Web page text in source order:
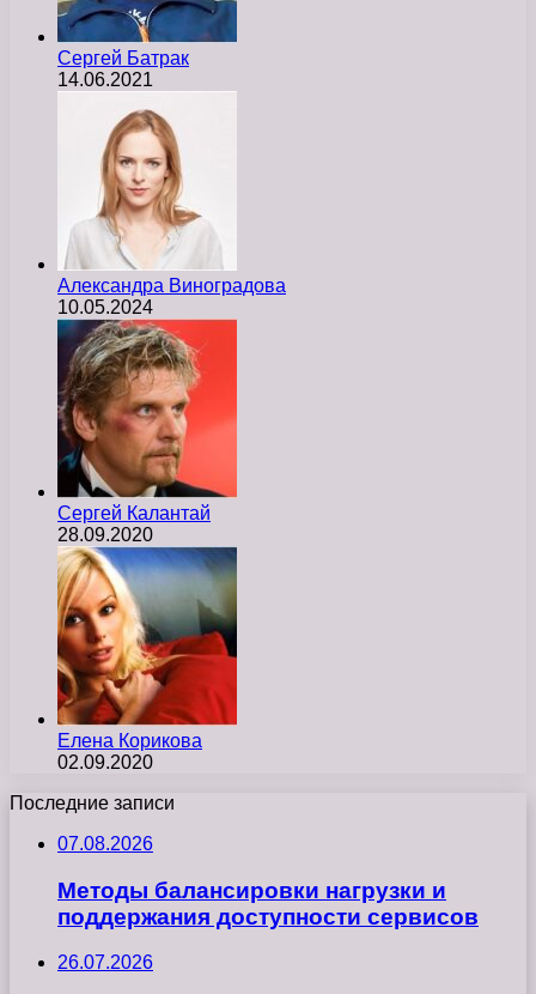
Сергей Батрак
14.06.2021
Александра Виноградова
10.05.2024
Сергей Калантай
28.09.2020
Елена Корикова
02.09.2020
Последние записи
07.08.2026
Методы балансировки нагрузки и
поддержания доступности сервисов
26.07.2026